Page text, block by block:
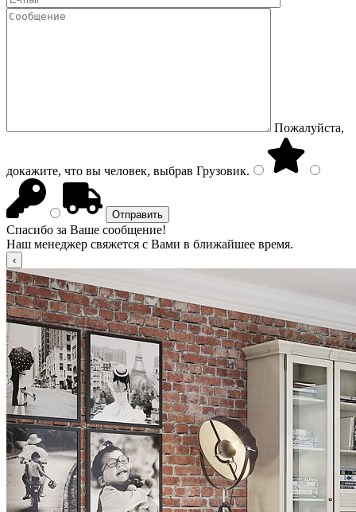
Пожалуйста,
докажите, что вы человек, выбрав Грузовик.
Спасибо за Ваше сообщение!
Наш менеджер свяжется с Вами в ближайшее время.